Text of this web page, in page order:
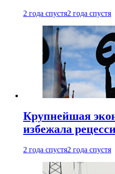
2 года спустя2 года спустя
Крупнейшая
избежала
2 года спустя2 года спустя